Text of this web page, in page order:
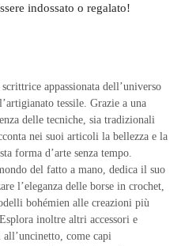
indossato o regalato!
appassionata dell’universo
tessile. Grazie a una
delle tecniche, sia tradizionali
nei suoi articoli la bellezza e la
forma d’arte senza tempo.
del fatto a mano, dedica il suo
l’eleganza delle borse in crochet,
bohémien alle creazioni più
inoltre altri accessori e
come capi